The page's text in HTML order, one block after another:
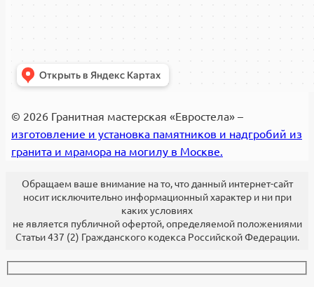
© 2026 Гранитная мастерская «Евростела» –
изготовление и установка памятников и надгробий из
гранита и мрамора на могилу в Москве.
Обращаем ваше внимание на то, что данный интернет-сайт
носит исключительно информационный характер и ни при
каких условиях
не является публичной офертой, определяемой положениями
Статьи 437 (2) Гражданского кодекса Российской Федерации.